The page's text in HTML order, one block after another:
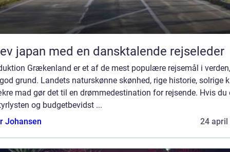
japan med en dansktalende rejseleder
Grækenland er et af de mest populære rejsemål i
grund. Landets naturskønne skønhed, rige historie, solrige
mad gør det til en drømmedestination for rejsende. Hvis du
og budgetbevidst ...
Johansen
24 april